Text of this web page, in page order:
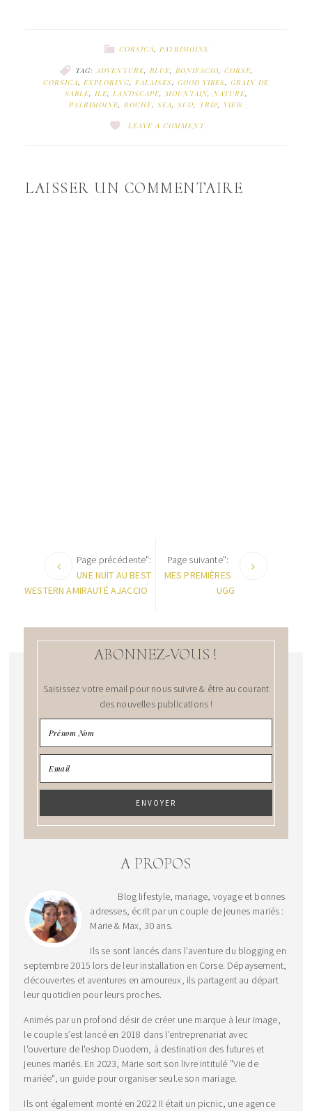
CORSICA, PATRIMOINE
TAG:ADVENTURE, BLUE, BONIFACIO, CORSE,
CORSICA, EXPLORING, FALAISES, GOOD VIBES, GRAIN DE
SABLE, ILE, LANDSCAPE, MOUNTAIN,NATURE,
PATRIMOINE, ROCHE, SEA, SUD, TRIP, VIEW
LEAVE A COMMENT
LAISSER UN COMMENTAIRE
Page précédente":
UNE NUIT AU BEST
WESTERN AMIRAUTÉ AJACCIO
Page suivante":
MES PREMIÈRES
UGG
ABONNEZ-VOUS !
Saisissez votre email pour nous suivre & être au courant
des nouvelles publications !
A PROPOS
Blog lifestyle, mariage, voyage et bonnes
adresses, écrit par un couple de jeunes mariés :
Marie & Max, 30 ans.
Ils se sont lancés dans l'aventure du blogging en
septembre 2015 lors de leur installation en Corse. Dépaysement,
découvertes et aventures en amoureux, ils partagent au départ
leur quotidien pour leurs proches.
Animés par un profond désir de créer une marque à leur image,
le couple s’est lancé en 2018 dans l’entreprenariat avec
l'ouverture de l'eshop Duodem, à destination des futures et
jeunes mariés. En 2023, Marie sort son livre intitulé "Vie de
mariée", un guide pour organiser seul.e son mariage.
Ils ont également monté en 2022 Il était un picnic, une agence